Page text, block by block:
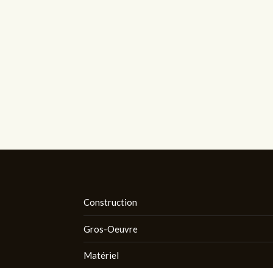
Construction
Gros-Oeuvre
Matériel